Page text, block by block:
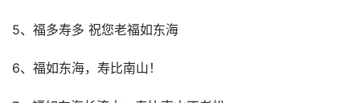
5、福多寿多 祝您老福如东海
6、福如东海，寿比南山！